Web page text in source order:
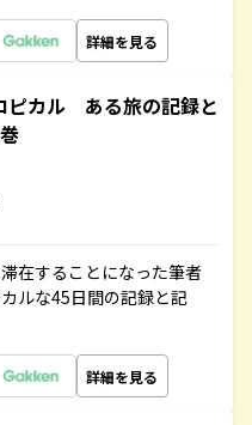
詳細を見る
ピカル ある旅の記録と
在することになった筆者
ルな45日間の記録と記
詳細を見る